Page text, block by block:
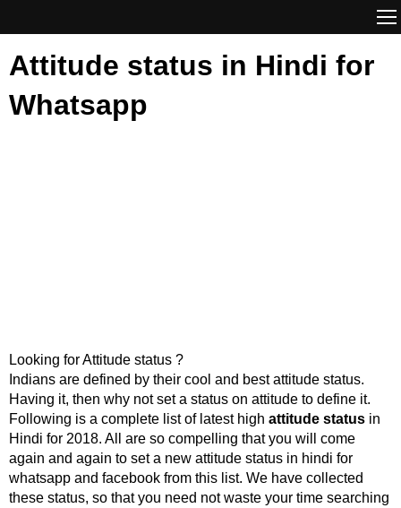
Attitude status in Hindi for
Whatsapp
Looking for Attitude status ?
Indians are defined by their cool and best attitude status.
Having it, then why not set a status on attitude to define it.
Following is a complete list of latest high attitude status in
Hindi for 2018. All are so compelling that you will come
again and again to set a new attitude status in hindi for
whatsapp and facebook from this list. We have collected
these status, so that you need not waste your time searching